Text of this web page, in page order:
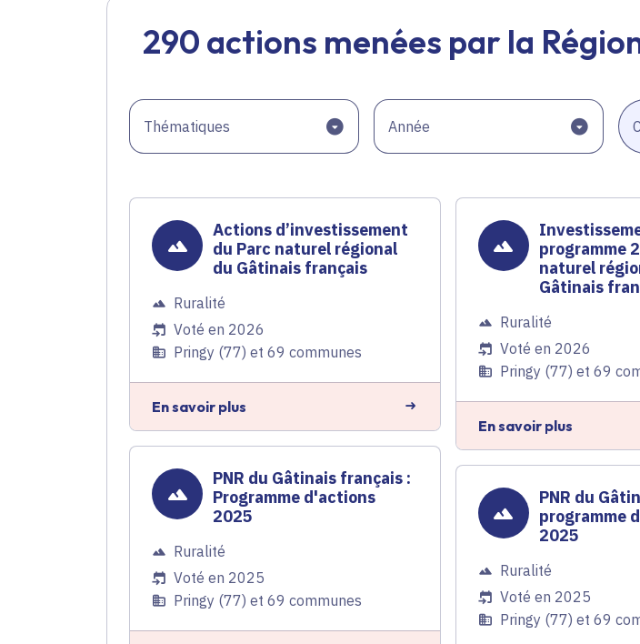
290 actions menées par la
Thématiques Année
Actions d’investissement
du Parc naturel régional
du Gâtinais français
Ruralité
Voté en 2026
Pringy (77) et 69 communes
En savoir plus
programme
naturel
Gâtinais
Ruralité
Voté en 2026
Pringy (77) et 69
En savoir plus
PNR du Gâtinais français :
Programme d'actions
2025
Ruralité
Voté en 2025
Pringy (77) et 69 communes
PNR du
programme
2025
Ruralité
Voté en 2025
Pringy (77) et 69